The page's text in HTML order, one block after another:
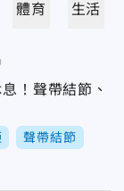
體育 生活
！聲帶結節、
聲帶結節